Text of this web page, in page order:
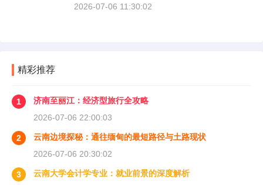
2026-07-06 11:30:02
精彩推荐
1
济南至丽江：经济型旅行全攻略
2026-07-06 22:00:03
2
云南边境探秘：通往缅甸的最短路径与土路现状
2026-07-06 20:30:02
3
云南大学会计学专业：就业前景的深度解析